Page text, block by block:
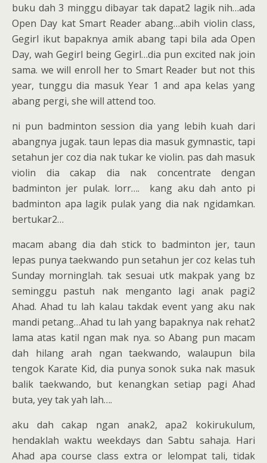
buku dah 3 minggu dibayar tak dapat2 lagik nih…ada
Open Day kat Smart Reader abang…abih violin class,
Gegirl ikut bapaknya amik abang tapi bila ada Open
Day, wah Gegirl being Gegirl…dia pun excited nak join
sama. we will enroll her to Smart Reader but not this
year, tunggu dia masuk Year 1 and apa kelas yang
abang pergi, she will attend too.
ni pun badminton session dia yang lebih kuah dari
abangnya jugak. taun lepas dia masuk gymnastic, tapi
setahun jer coz dia nak tukar ke violin. pas dah masuk
violin dia cakap dia nak concentrate dengan
badminton jer pulak. lorr…. kang aku dah anto pi
badminton apa lagik pulak yang dia nak ngidamkan.
bertukar2…
macam abang dia dah stick to badminton jer, taun
lepas punya taekwando pun setahun jer coz kelas tuh
Sunday morninglah. tak sesuai utk makpak yang bz
seminggu pastuh nak menganto lagi anak pagi2
Ahad. Ahad tu lah kalau takdak event yang aku nak
mandi petang…Ahad tu lah yang bapaknya nak rehat2
lama atas katil ngan mak nya. so Abang pun macam
dah hilang arah ngan taekwando, walaupun bila
tengok Karate Kid, dia punya sonok suka nak masuk
balik taekwando, but kenangkan setiap pagi Ahad
buta, yey tak yah lah….
aku dah cakap ngan anak2, apa2 kokirukulum,
hendaklah waktu weekdays dan Sabtu sahaja. Hari
Ahad apa course class extra or lelompat tali, tidak